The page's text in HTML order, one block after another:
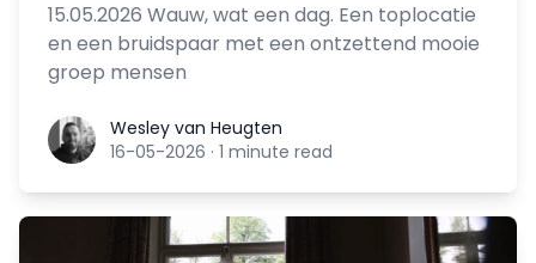
15.05.2026 Wauw, wat een dag. Een toplocatie
en een bruidspaar met een ontzettend mooie
groep mensen
Wesley van Heugten
Wesley van Heugten
16-05-2026 · 1 minute read